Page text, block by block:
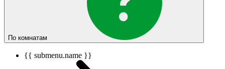
По комнатам
{{ submenu.name }}